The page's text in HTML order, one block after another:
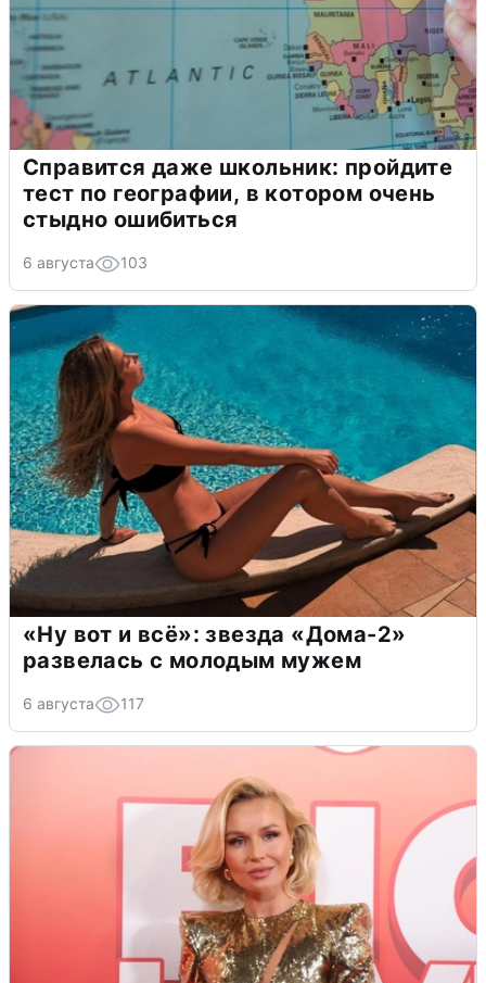
Справится даже школьник: пройдите
тест по географии, в котором очень
стыдно ошибиться
6 августа 103
«Ну вот и всё»: звезда «Дома-2»
развелась с молодым мужем
6 августа 117